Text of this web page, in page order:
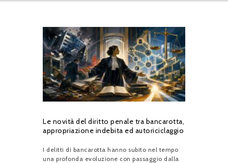
Le novità del diritto penale tra bancarotta,
appropriazione indebita ed autoriciclaggio
I delitti di bancarotta hanno subito nel tempo
una profonda evoluzione con passaggio dalla